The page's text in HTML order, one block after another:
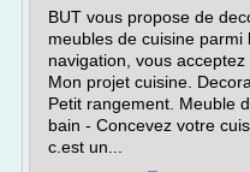
BUT vous propose de
meubles de cuisine
navigation, vous acceptez
Mon projet cuisine.
Petit rangement. Meuble
bain - Concevez votre
c.est un...